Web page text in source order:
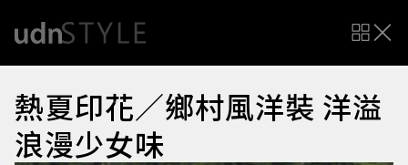
熱夏印花／鄉村風洋裝 洋溢
浪漫少女味